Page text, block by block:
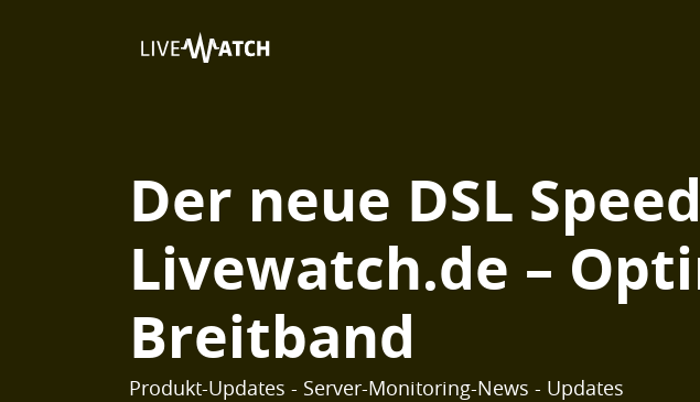
Der neue DSL
Livewatch.de –
Breitband
Produkt-Updates - Server-Monitoring-News - Updates